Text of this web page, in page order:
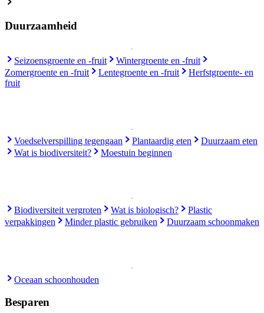
Duurzaamheid
Seizoensgroente en -fruit
Wintergroente en -fruit
Zomergroente en -fruit
Lentegroente en -fruit
Herfstgroente- en
fruit
Voedselverspilling tegengaan Plantaardig eten
Duurzaam eten
Wat is biodiversiteit?
Moestuin beginnen
Biodiversiteit vergroten Wat is biologisch?
Plastic
verpakkingen
Minder plastic gebruiken Duurzaam schoonmaken
Oceaan schoonhouden
Besparen